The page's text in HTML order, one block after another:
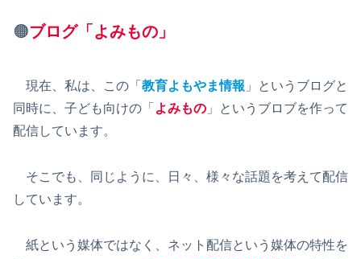
🟠ブログ「よみもの」
現在、私は、この「 教育よもやま情報 」というブログと
同時に、子ども向けの「 よみもの 」というブロブを作って
配信しています。
そこでも、同じように、日々、様々な話題を考えて配信
しています。
紙という媒体ではなく、ネット配信という媒体の特性を